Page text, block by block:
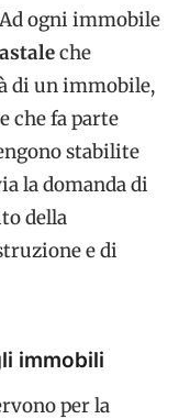
ogni immobile
che
di un immobile,
che fa parte
stabilite
la domanda di
della
e di
immobili
per la